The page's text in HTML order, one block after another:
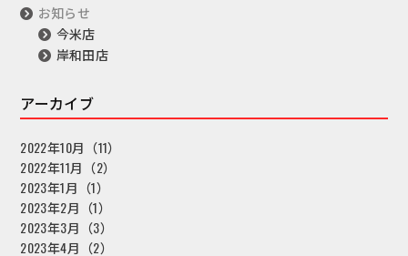
お知らせ
今米店
岸和田店
アーカイブ
2022年10月（11）
2022年11月（2）
2023年1月（1）
2023年2月（1）
2023年3月（3）
2023年4月（2）